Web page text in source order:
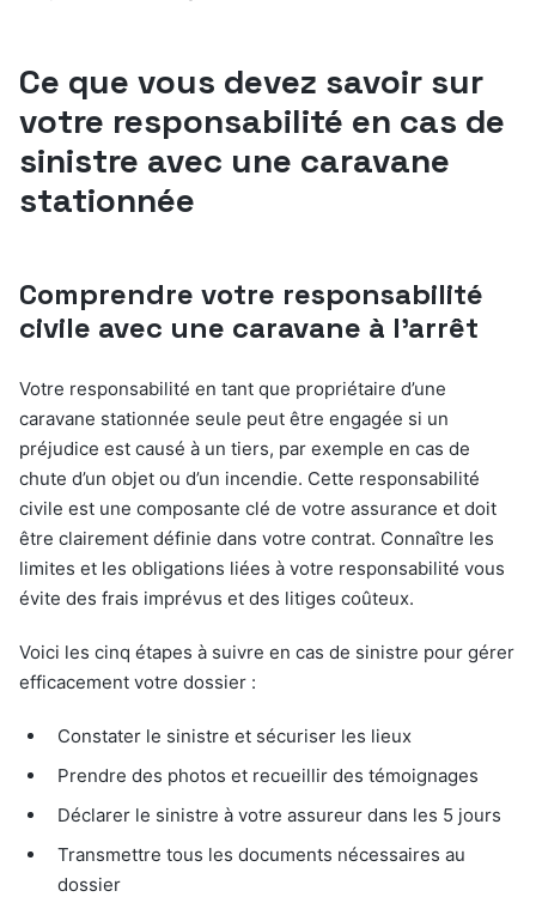
Ce que vous devez savoir sur
votre responsabilité en cas de
sinistre avec une caravane
stationnée
Comprendre votre responsabilité
civile avec une caravane à l’arrêt
Votre responsabilité en tant que propriétaire d’une
caravane stationnée seule peut être engagée si un
préjudice est causé à un tiers, par exemple en cas de
chute d’un objet ou d’un incendie. Cette responsabilité
civile est une composante clé de votre assurance et doit
être clairement définie dans votre contrat. Connaître les
limites et les obligations liées à votre responsabilité vous
évite des frais imprévus et des litiges coûteux.
Voici les cinq étapes à suivre en cas de sinistre pour gérer
efficacement votre dossier :
Constater le sinistre et sécuriser les lieux
Prendre des photos et recueillir des témoignages
Déclarer le sinistre à votre assureur dans les 5 jours
Transmettre tous les documents nécessaires au
dossier